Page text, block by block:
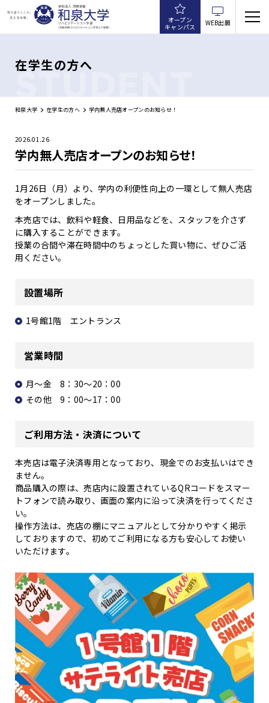
オープン
キャンパス
WEB出願
在学生の方へ
STUDENT
和泉大学 在学生の方へ 学内無人売店オープンのお知らせ！
2026.01.26
学内無人売店オープンのお知らせ！
1月26日（月）より、学内の利便性向上の一環として無人売店
をオープンしました。
本売店では、飲料や軽食、日用品などを、スタッフを介さず
に購入することができます。
授業の合間や滞在時間中のちょっとした買い物に、ぜひご活
用ください。
設置場所
1号館1階 エントランス
営業時間
月～金 8：30～20：00
その他 9：00～17：00
ご利用方法・決済について
本売店は電子決済専用となっており、現金でのお支払いはでき
ません。
商品購入の際は、売店内に設置されているQRコードをスマー
トフォンで読み取り、画面の案内に沿って決済を行ってくださ
い。
操作方法は、売店の棚にマニュアルとして分かりやすく掲示
しておりますので、初めてご利用になる方も安心してお使い
いただけます。